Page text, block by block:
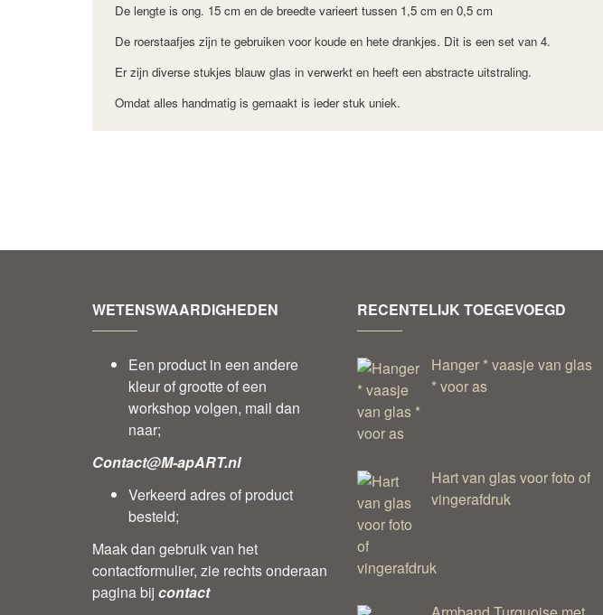
De lengte is ong. 15 cm en de breedte varieert tussen 1,5 cm en 0,5 cm
De roerstaafjes zijn te gebruiken voor koude en hete drankjes. Dit is een set van 4.
Er zijn diverse stukjes blauw glas in verwerkt en heeft een abstracte uitstraling.
Omdat alles handmatig is gemaakt is ieder stuk uniek.
WETENSWAARDIGHEDEN
Een product in een andere
kleur of grootte of een
workshop volgen, mail dan
naar;
Contact@M-apART.nl
Verkeerd adres of product
besteld;
Maak dan gebruik van het
contactformulier, zie rechts onderaan
pagina bij contact
RECENTELIJK TOEGEVOEGD
Hanger * vaasje van glas
* voor as
Hart van glas voor foto of
vingerafdruk